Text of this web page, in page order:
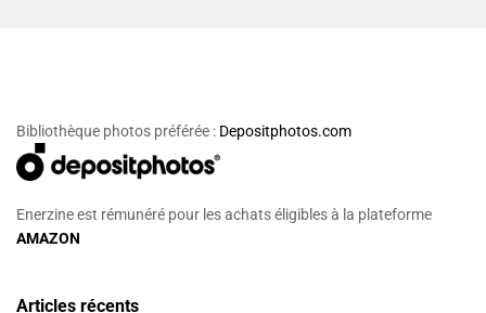
Bibliothèque photos préférée : Depositphotos.com
Enerzine est rémunéré pour les achats éligibles à la plateforme
AMAZON
Articles récents